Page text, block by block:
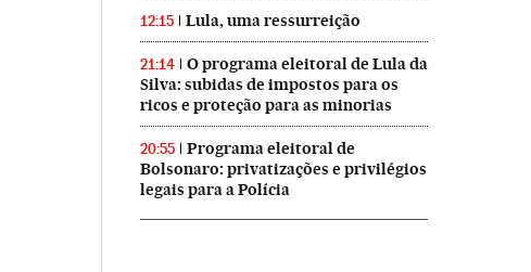
12:15 Lula, uma ressurreição
21:14
O programa eleitoral de Lula da
Silva: subidas de impostos para os
ricos e proteção para as minorias
20:55
Programa eleitoral de
Bolsonaro: privatizações e privilégios
legais para a Polícia